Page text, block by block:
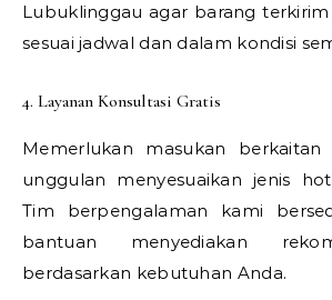
Lubuklinggau agar barang
sesuai jadwal dan dalam kondisi
4. Layanan Konsultasi Gratis
Memerlukan masukan berkaitan
unggulan menyesuaikan jenis
Tim berpengalaman kami
bantuan menyediakan
berdasarkan kebutuhan Anda.